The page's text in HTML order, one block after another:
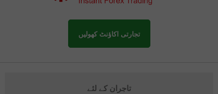
تجارتی اکاؤنٹ کھولیں
تاجران کے لئے